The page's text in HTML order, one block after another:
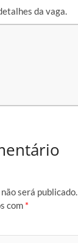
da vaga.
será publicado.
com *